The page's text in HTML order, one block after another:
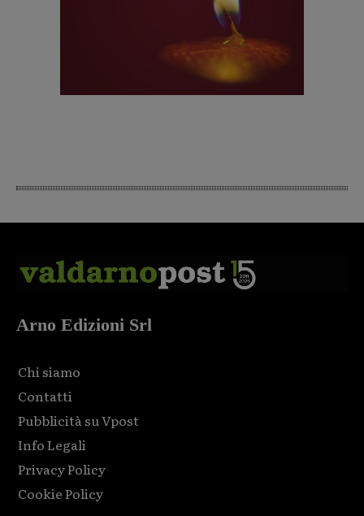
Arno Edizioni Srl
Chi siamo
Contatti
Pubblicità su Vpost
Info Legali
Privacy Policy
Cookie Policy